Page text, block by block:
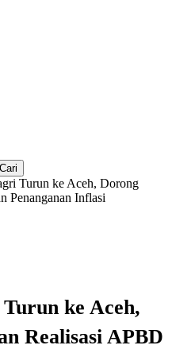
Turun ke Aceh, Dorong
Penanganan Inflasi
ke Aceh,
Realisasi APBD